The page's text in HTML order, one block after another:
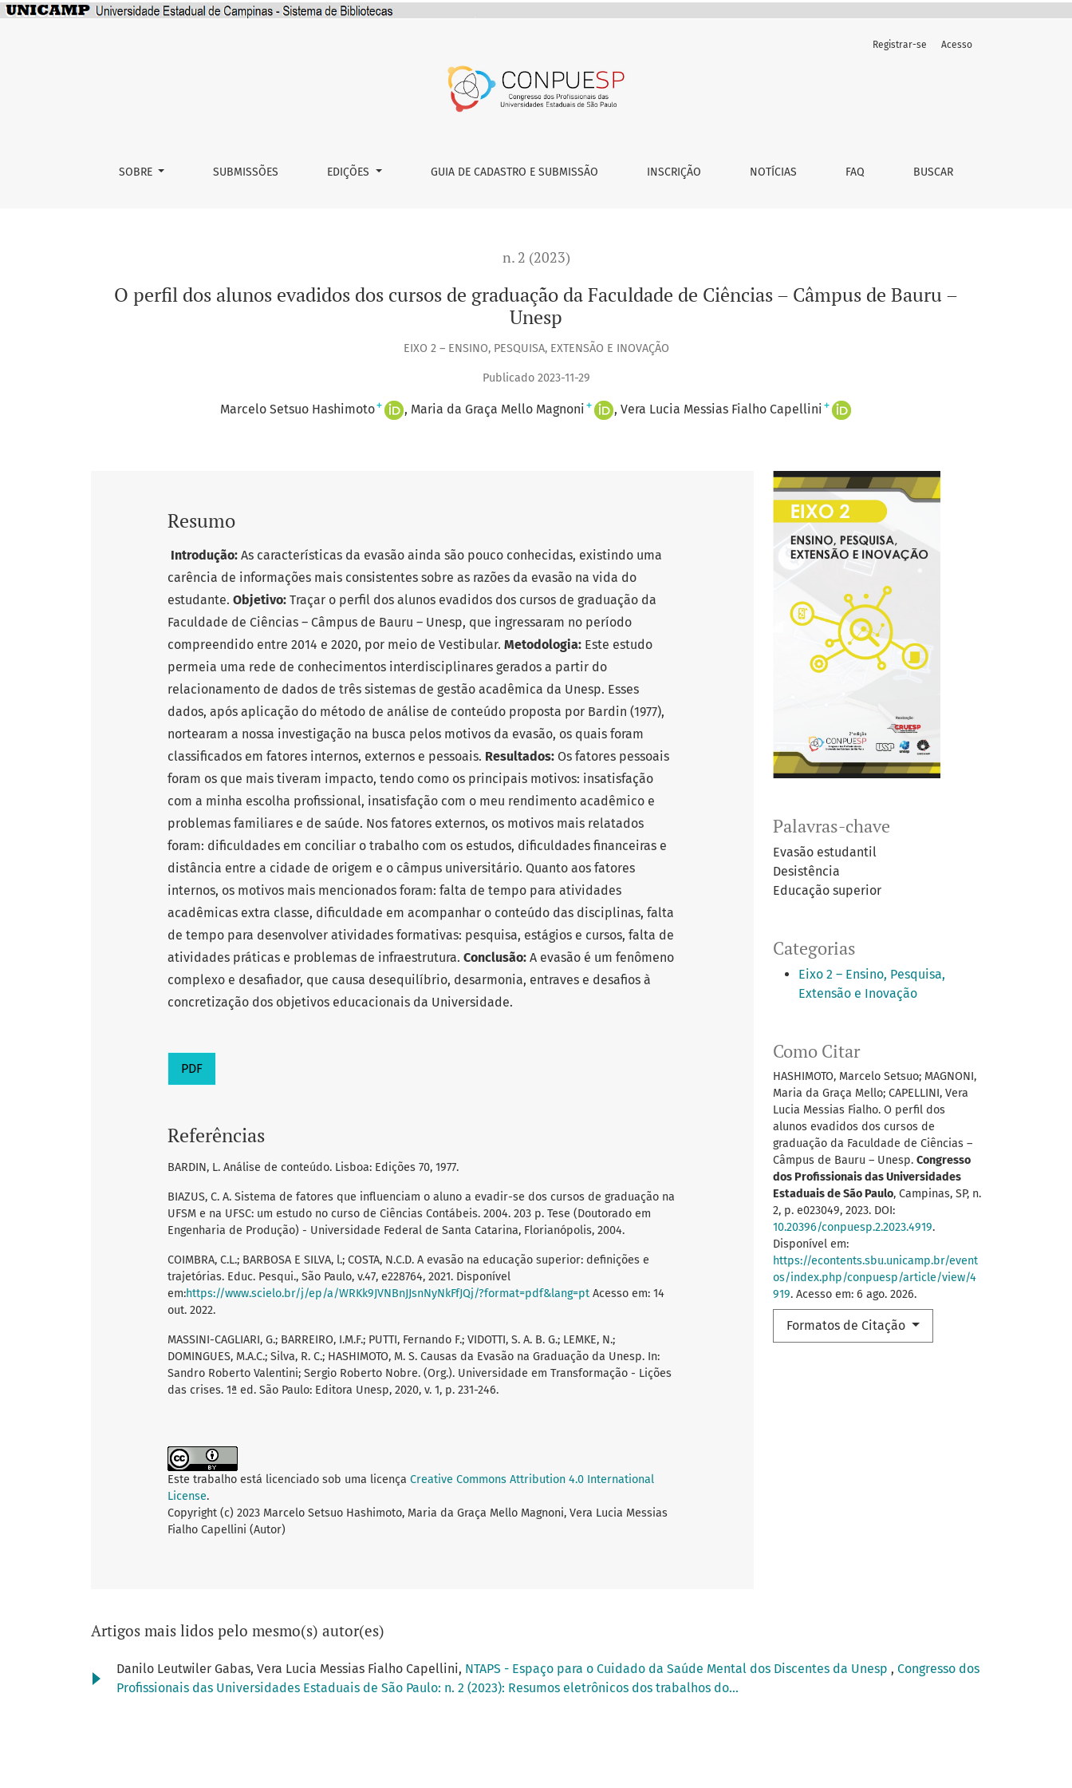
SOBRE SUBMISSÕES EDIÇÕES GUIA DE CADASTRO E SUBMISSÃO INSCRIÇÃO NOTÍCIAS FAQ BUSCAR
Registrar-se Acesso
n. 2 (2023)
O perfil dos alunos evadidos dos cursos de graduação da Faculdade de Ciências – Câmpus de Bauru –
Unesp
EIXO 2 – ENSINO, PESQUISA, EXTENSÃO E INOVAÇÃO
Publicado 2023-11-29
Marcelo Setsuo Hashimoto+ Maria da Graça Mello Magnoni + Vera Lucia Messias Fialho Capellini +
Palavras-chave
Evasão estudantil
Desistência
Educação superior
Categorias
Eixo 2 – Ensino, Pesquisa,
Extensão e Inovação
Como Citar
HASHIMOTO, Marcelo Setsuo; MAGNONI,
Maria da Graça Mello; CAPELLINI, Vera
Lucia Messias Fialho. O perfil dos
alunos evadidos dos cursos de
graduação da Faculdade de Ciências –
Câmpus de Bauru – Unesp. Congresso
dos Profissionais das Universidades
Estaduais de São Paulo, Campinas, SP, n.
2, p. e023049, 2023. DOI:
10.20396/conpuesp.2.2023.4919.
Disponível em:
https://econtents.sbu.unicamp.br/event
os/index.php/conpuesp/article/view/4
919. Acesso em: 6 ago. 2026.
Formatos de Citação
Resumo
Introdução: As características da evasão ainda são pouco conhecidas, existindo uma
carência de informações mais consistentes sobre as razões da evasão na vida do
estudante. Objetivo: Traçar o perfil dos alunos evadidos dos cursos de graduação da
Faculdade de Ciências – Câmpus de Bauru – Unesp, que ingressaram no período
compreendido entre 2014 e 2020, por meio de Vestibular. Metodologia: Este estudo
permeia uma rede de conhecimentos interdisciplinares gerados a partir do
relacionamento de dados de três sistemas de gestão acadêmica da Unesp. Esses
dados, após aplicação do método de análise de conteúdo proposta por Bardin (1977),
nortearam a nossa investigação na busca pelos motivos da evasão, os quais foram
classificados em fatores internos, externos e pessoais. Resultados: Os fatores pessoais
foram os que mais tiveram impacto, tendo como os principais motivos: insatisfação
com a minha escolha profissional, insatisfação com o meu rendimento acadêmico e
problemas familiares e de saúde. Nos fatores externos, os motivos mais relatados
foram: dificuldades em conciliar o trabalho com os estudos, dificuldades financeiras e
distância entre a cidade de origem e o câmpus universitário. Quanto aos fatores
internos, os motivos mais mencionados foram: falta de tempo para atividades
acadêmicas extra classe, dificuldade em acompanhar o conteúdo das disciplinas, falta
de tempo para desenvolver atividades formativas: pesquisa, estágios e cursos, falta de
atividades práticas e problemas de infraestrutura. Conclusão: A evasão é um fenômeno
complexo e desafiador, que causa desequilíbrio, desarmonia, entraves e desafios à
concretização dos objetivos educacionais da Universidade.
PDF
Referências
BARDIN, L. Análise de conteúdo. Lisboa: Edições 70, 1977.
BIAZUS, C. A. Sistema de fatores que influenciam o aluno a evadir-se dos cursos de graduação na
UFSM e na UFSC: um estudo no curso de Ciências Contábeis. 2004. 203 p. Tese (Doutorado em
Engenharia de Produção) - Universidade Federal de Santa Catarina, Florianópolis, 2004.
COIMBRA, C.L.; BARBOSA E SILVA, l.; COSTA, N.C.D. A evasão na educação superior: definições e
trajetórias. Educ. Pesqui., São Paulo, v.47, e228764, 2021. Disponível
em:https://www.scielo.br/j/ep/a/WRKk9JVNBnJJsnNyNkFfJQj/?format=pdf&lang=pt Acesso em: 14
out. 2022.
MASSINI-CAGLIARI, G.; BARREIRO, I.M.F.; PUTTI, Fernando F.; VIDOTTI, S. A. B. G.; LEMKE, N.;
DOMINGUES, M.A.C.; Silva, R. C.; HASHIMOTO, M. S. Causas da Evasão na Graduação da Unesp. In:
Sandro Roberto Valentini; Sergio Roberto Nobre. (Org.). Universidade em Transformação - Lições
das crises. 1ª ed. São Paulo: Editora Unesp, 2020, v. 1, p. 231-246.
Este trabalho está licenciado sob uma licença Creative Commons Attribution 4.0 International
License.
Copyright (c) 2023 Marcelo Setsuo Hashimoto, Maria da Graça Mello Magnoni, Vera Lucia Messias
Fialho Capellini (Autor)
Artigos mais lidos pelo mesmo(s) autor(es)
Danilo Leutwiler Gabas, Vera Lucia Messias Fialho Capellini, NTAPS - Espaço para o Cuidado da Saúde Mental dos Discentes da Unesp , Congresso dos
Profissionais das Universidades Estaduais de São Paulo: n. 2 (2023): Resumos eletrônicos dos trabalhos do...